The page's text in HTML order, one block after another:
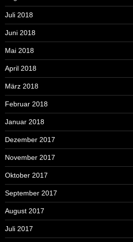
Juli 2018
Juni 2018
Mai 2018
April 2018
März 2018
Februar 2018
Januar 2018
Dezember 2017
November 2017
Oktober 2017
September 2017
August 2017
Juli 2017